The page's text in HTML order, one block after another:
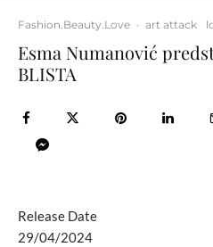
Fashion.Beauty.Love · art attack
Esma Numanović
BLISTA
Release Date
29/04/2024